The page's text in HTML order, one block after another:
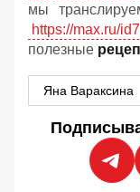
мы
https://max.ru/
полезные
Яна Вараксина